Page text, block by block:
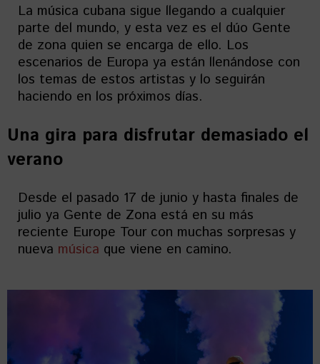
La música cubana sigue llegando a cualquier
parte del mundo, y esta vez es el dúo Gente
de zona quien se encarga de ello. Los
escenarios de Europa ya están llenándose con
los temas de estos artistas y lo seguirán
haciendo en los próximos días.
Una gira para disfrutar demasiado el
verano
Desde el pasado 17 de junio y hasta finales de
julio ya Gente de Zona está en su más
reciente Europe Tour con muchas sorpresas y
nueva música que viene en camino.